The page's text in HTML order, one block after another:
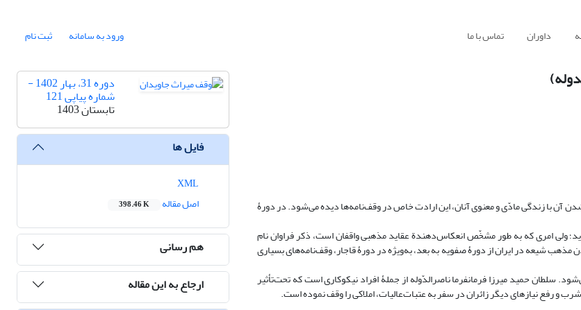
داوران تماس با ما ورود به سامانه ثبت نام
آن با زندگی مادّی و معنوی آنان، این ارادت خاص در وقف‌نامه‌ها دیده می‌شود. در دورۀ
ولی امری که به طور مشخّص انعکاس‌دهندة عقاید مذهبی واقفان است، ذکر فراوان نام
شیعه در ایران از دورۀ صفویه به بعد، به‌ویژه در دورۀ قاجار، وقف‌نامه‌های بسیاری
حمید میرزا فرمانفرما ناصرالدّوله از جملۀ افراد نیکوکاری است که تحت‌تأثیر
رفع نیازهای دیگر زائران در سفر به عتبات‌عالیات، املاکی را وقف نموده است.
دوره 31، بهار 1402 -
شماره پیاپی 121
تابستان 1403
فایل ها
اصل مقاله
398.46 K
هم رسانی
ارجاع به این مقاله